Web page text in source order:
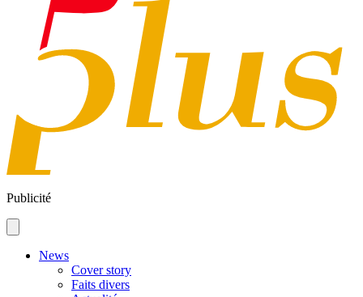
Publicité
News
Cover story
Faits divers